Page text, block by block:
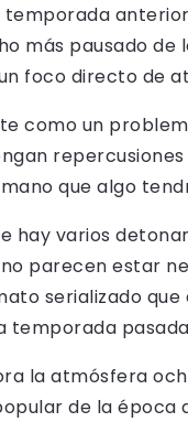
más pausado
foco directo de
como un
que algo
hay varios
parecen estar
serializado que
temporada
la atmósfera
de la